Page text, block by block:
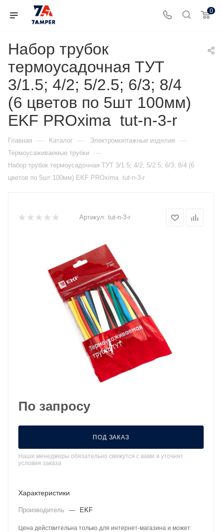
0
Набор трубок
термоусадочная ТУТ
3/1.5; 4/2; 5/2.5; 6/3; 8/4
(6 цветов по 5шт 100мм)
EKF PROxima tut-n-3-r
Главная — Каталог — Электромонтажные изделия —
Термоусаживаемые трубки —
Набор трубок термоусадочная ТУТ 3/1.5; 4/2; 5/2.5; 6/3; 8/4 (6
цветов по 5шт 100мм) EKF PROxima tut-n-3-r
Артикул: tut-n-3-r
По запросу
ПОД ЗАКАЗ
Наши менеджеры обязательно свяжутся с вами и уточнят
условия заказа
Характеристики
Производитель — EKF
Цена действительна только для интернет-магазина и может